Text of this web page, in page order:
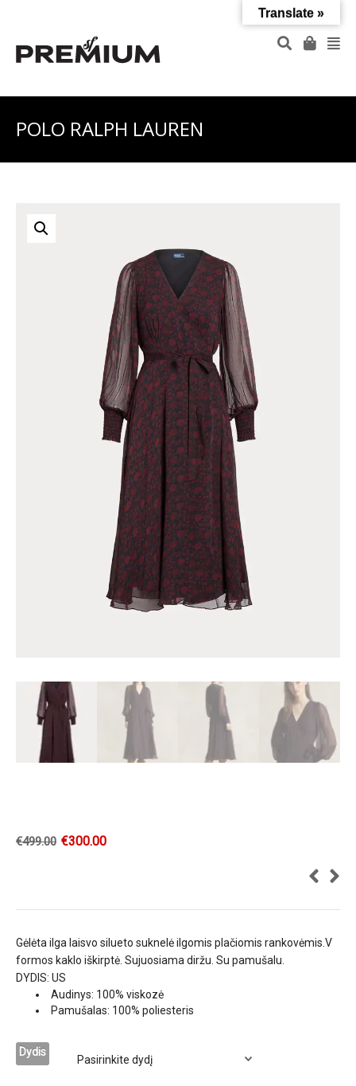
POLO RALPH LAUREN
€499.00 €300.00
Gėlėta ilga laisvo silueto suknelė ilgomis plačiomis rankovėmis.V
formos kaklo iškirptė. Sujuosiama diržu. Su pamušalu.
DYDIS: US
Audinys: 100% viskozė
Pamušalas: 100% poliesteris
Dydis
Translate »